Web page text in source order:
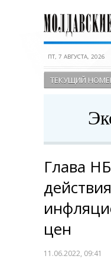
ПТ, 7 АВГУСТА, 2026
ТЕКУЩИЙ
Глава
цен
11.06.2022, 09:41